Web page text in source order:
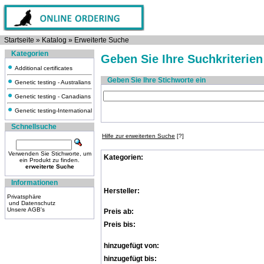
Startseite » Katalog » Erweiterte Suche
Kategorien
Additional certificates
Genetic testing - Australians
Genetic testing - Canadians
Genetic testing-International
Schnellsuche
Verwenden Sie Stichworte, um
ein Produkt zu finden.
erweiterte Suche
Informationen
Privatsphäre
und Datenschutz
Unsere AGB's
Geben Sie Ihre
Geben Sie Ihre Stichworte ein
Hilfe zur erweiterten Suche [?]
Kategorien:
Hersteller:
Preis ab:
Preis bis:
hinzugefügt von:
hinzugefügt bis: